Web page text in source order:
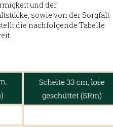
und der
sowie von der Sorgfalt
die nachfolgende Tabelle